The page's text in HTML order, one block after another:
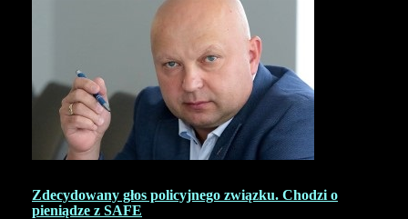
Zdecydowany głos policyjnego związku. Chodzi o
pieniądze z SAFE